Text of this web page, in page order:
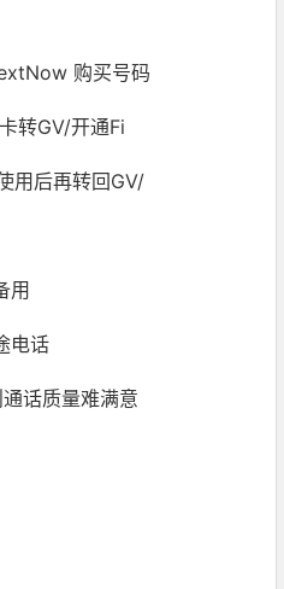
购买号码
转GV/开通Fi
用后再转回GV/
用
电话
话质量难满意